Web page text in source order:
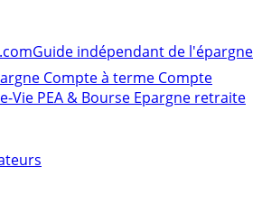
Guide indépendant de l'épargne
Compte à terme Compte
Vie PEA & Bourse Epargne retraite